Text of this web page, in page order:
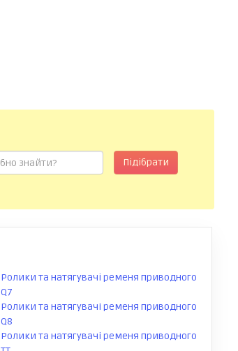
Підібрати
Ролики та натягувачі ременя приводного
Q7
Ролики та натягувачі ременя приводного
Q8
Ролики та натягувачі ременя приводного